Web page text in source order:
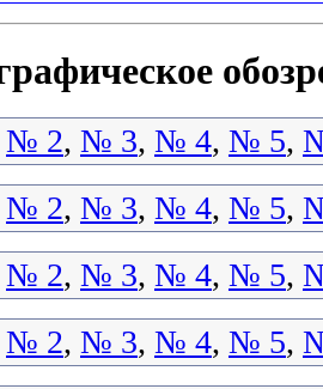
№ 2, № 3, № 4, № 5,
№ 2, № 3, № 4, № 5,
№ 2, № 3, № 4, № 5,
№ 2, № 3, № 4, № 5,